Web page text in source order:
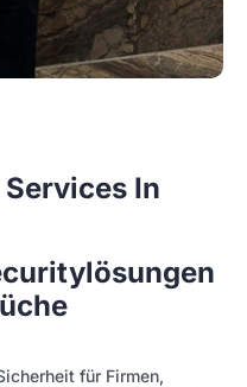
In
für Firmen,